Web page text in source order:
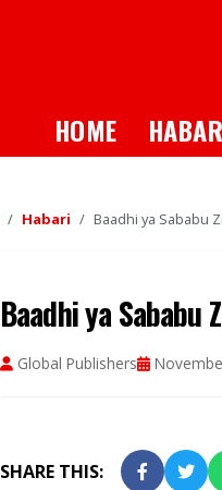
HOME
Habari Baadhi ya Sababu
Baadhi ya Sababu
Global Publishers
SHARE THIS: